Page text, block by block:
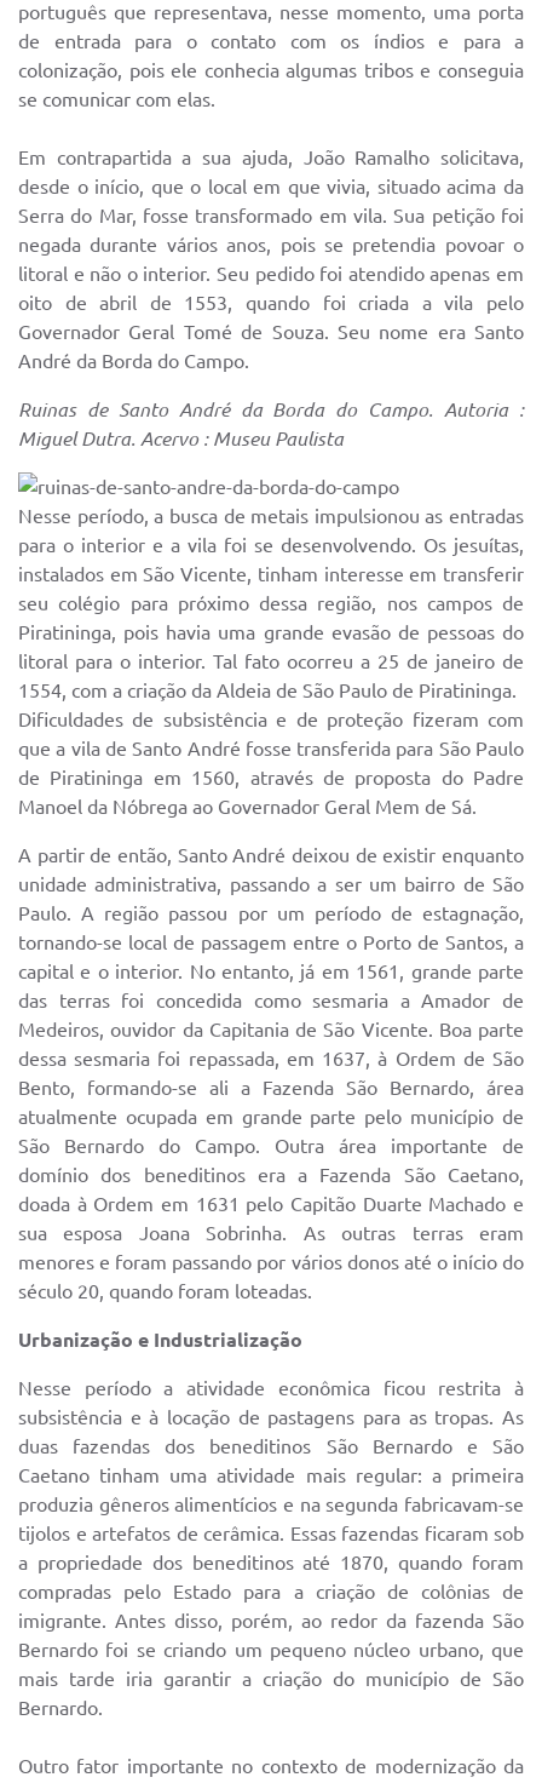
Quadra Fiscal
SIC
português que representava, nesse momento, uma porta
de entrada para o contato com os índios e para a
colonização, pois ele conhecia algumas tribos e conseguia
se comunicar com elas.
Em contrapartida a sua ajuda, João Ramalho solicitava,
desde o início, que o local em que vivia, situado acima da
Serra do Mar, fosse transformado em vila. Sua petição foi
negada durante vários anos, pois se pretendia povoar o
litoral e não o interior. Seu pedido foi atendido apenas em
oito de abril de 1553, quando foi criada a vila pelo
Governador Geral Tomé de Souza. Seu nome era Santo
André da Borda do Campo.
Ruinas de Santo André da Borda do Campo. Autoria :
Miguel Dutra. Acervo : Museu Paulista
Nesse período, a busca de metais impulsionou as entradas
para o interior e a vila foi se desenvolvendo. Os jesuítas,
instalados em São Vicente, tinham interesse em transferir
seu colégio para próximo dessa região, nos campos de
Piratininga, pois havia uma grande evasão de pessoas do
litoral para o interior. Tal fato ocorreu a 25 de janeiro de
1554, com a criação da Aldeia de São Paulo de Piratininga.
Dificuldades de subsistência e de proteção fizeram com
que a vila de Santo André fosse transferida para São Paulo
de Piratininga em 1560, através de proposta do Padre
Manoel da Nóbrega ao Governador Geral Mem de Sá.
A partir de então, Santo André deixou de existir enquanto
unidade administrativa, passando a ser um bairro de São
Paulo. A região passou por um período de estagnação,
tornando-se local de passagem entre o Porto de Santos, a
capital e o interior. No entanto, já em 1561, grande parte
das terras foi concedida como sesmaria a Amador de
Medeiros, ouvidor da Capitania de São Vicente. Boa parte
dessa sesmaria foi repassada, em 1637, à Ordem de São
Bento, formando-se ali a Fazenda São Bernardo, área
atualmente ocupada em grande parte pelo município de
São Bernardo do Campo. Outra área importante de
domínio dos beneditinos era a Fazenda São Caetano,
doada à Ordem em 1631 pelo Capitão Duarte Machado e
sua esposa Joana Sobrinha. As outras terras eram
menores e foram passando por vários donos até o início do
século 20, quando foram loteadas.
Urbanização e Industrialização
Nesse período a atividade econômica ficou restrita à
subsistência e à locação de pastagens para as tropas. As
duas fazendas dos beneditinos São Bernardo e São
Caetano tinham uma atividade mais regular: a primeira
produzia gêneros alimentícios e na segunda fabricavam-se
tijolos e artefatos de cerâmica. Essas fazendas ficaram sob
a propriedade dos beneditinos até 1870, quando foram
compradas pelo Estado para a criação de colônias de
imigrante. Antes disso, porém, ao redor da fazenda São
Bernardo foi se criando um pequeno núcleo urbano, que
mais tarde iria garantir a criação do município de São
Bernardo.
Outro fator importante no contexto de modernização da